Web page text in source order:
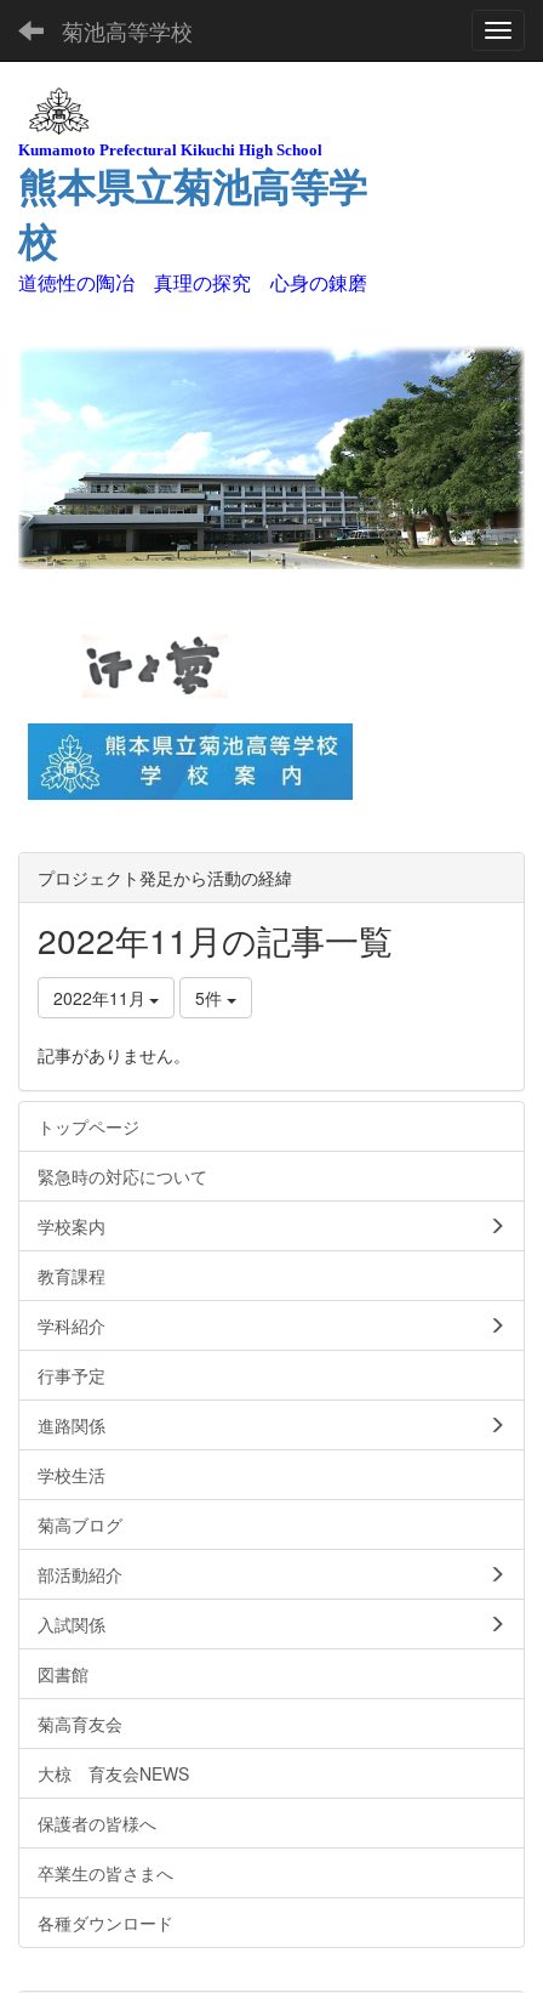
菊池高等学校
Kumamoto Prefectural Kikuchi High School
熊本県立菊池高等学
校
道徳性の陶冶 真理の探究 心身の錬磨
プロジェクト発足から活動の経緯
2022年11月の記事一覧
2022年11月 5件
記事がありません。
トップページ
緊急時の対応について
学校案内
教育課程
学科紹介
行事予定
進路関係
学校生活
菊高ブログ
部活動紹介
入試関係
図書館
菊高育友会
大椋 育友会NEWS
保護者の皆様へ
卒業生の皆さまへ
各種ダウンロード